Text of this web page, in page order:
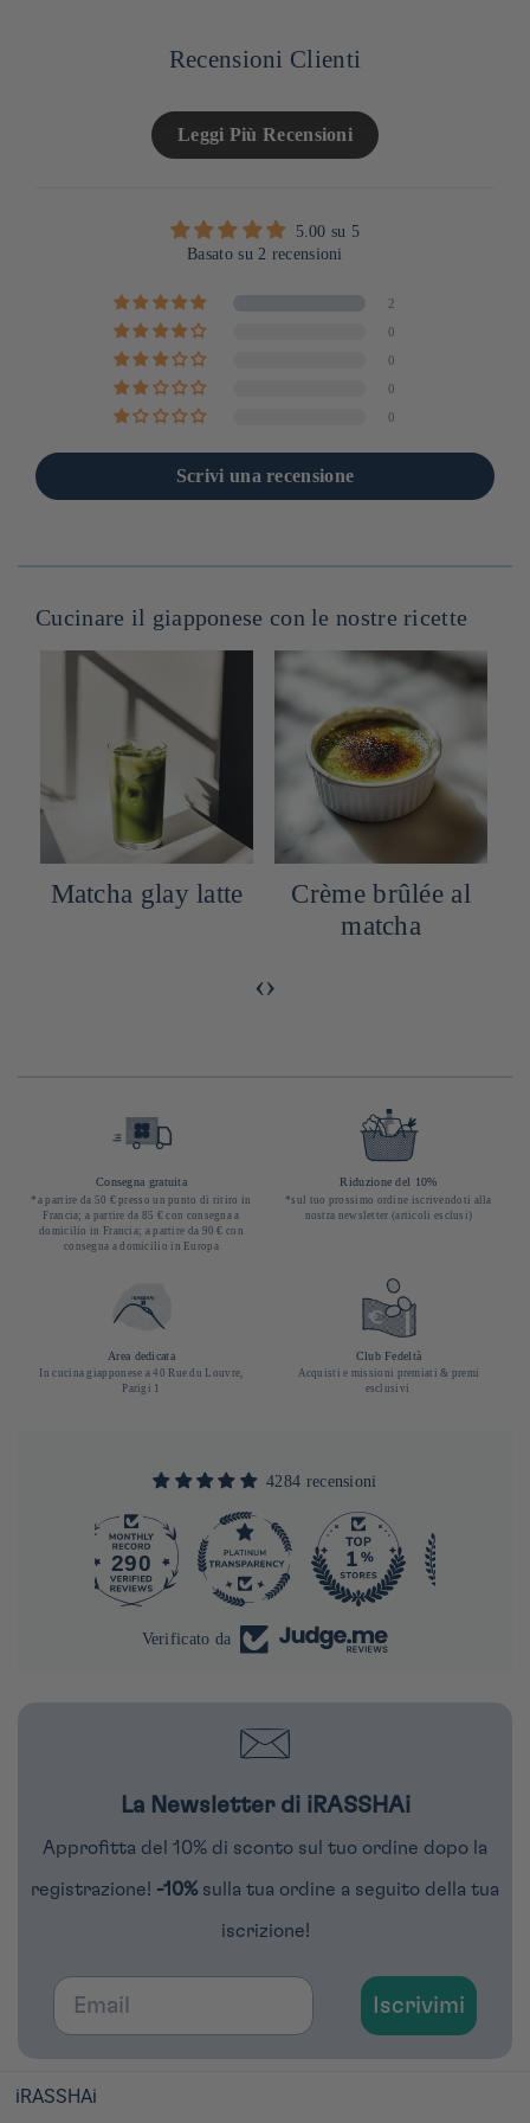
Recensioni Clienti
Leggi Più Recensioni
5.00 su 5
Basato su 2 recensioni
2
0
0
0
0
Scrivi una recensione
Cucinare il giapponese con le nostre ricette
Matcha glay latte
Crème brûlée al
matcha
‹›
Consegna gratuita
*a partire da 50 € presso un punto di ritiro in
Francia; a partire da 85 € con consegna a
domicilio in Francia; a partire da 90 € con
consegna a domicilio in Europa
Riduzione del 10%
*sul tuo prossimo ordine iscrivendoti alla
nostra newsletter (articoli esclusi)
Area dedicata
In cucina giapponese a 40 Rue du Louvre,
Parigi 1
Club Fedeltà
Acquisti e missioni premiati & premi
esclusivi
4284 recensioni
4284 290
Verificato da
La Newsletter di iRASSHAi
Approfitta del 10% di sconto sul tuo ordine dopo la
registrazione! -10% sulla tua ordine a seguito della tua
iscrizione!
Email
Iscrivimi
iRASSHAi